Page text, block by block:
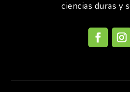
ciencias duras y